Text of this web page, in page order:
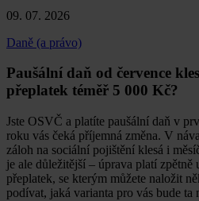
09. 07. 2026
Daně (a právo)
Paušální daň od července
přeplatek téměř 5 000 Kč?
Jste OSVČ a platíte paušální daň v
roku vás čeká příjemná změna. V
záloh na sociální pojištění klesá i
je ale důležitější – úprava platí
přeplatek, se kterým můžete naložit
podívat, jaká varianta pro vás bude ta